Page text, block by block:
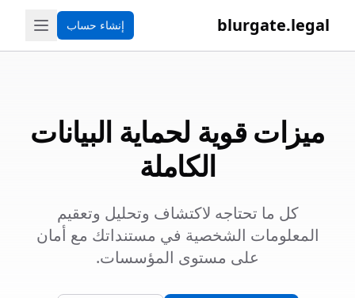
blurgate.legal إنشاء حساب
ميزات قوية لحماية البيانات
الكاملة
كل ما تحتاجه لاكتشاف وتحليل وتعقيم
المعلومات الشخصية في مستنداتك مع أمان
على مستوى المؤسسات.